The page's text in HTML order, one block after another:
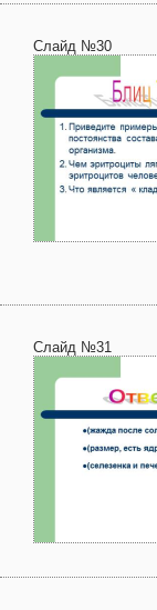
Слайд №30
Слайд №31